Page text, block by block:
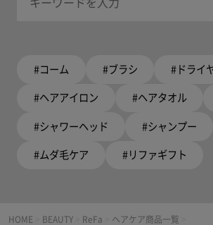
#コーム #ブラシ #ドライ
#ヘアアイロン #ヘアタオル
#シャワーヘッド #シャンプー
#ムダ毛ケア #リファギフト
HOME BEAUTY ReFa ヘアケア商品一覧